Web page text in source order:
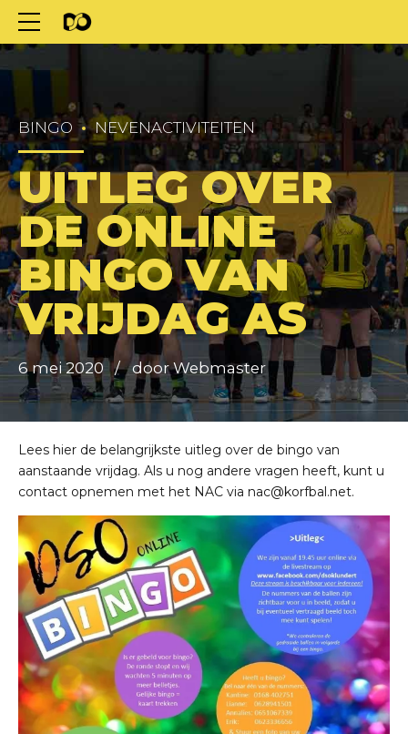
BINGO NEVENACTIVITEITEN
UITLEG OVER
DE ONLINE
BINGO VAN
VRIJDAG AS
6 mei 2020 door Webmaster
Lees hier de belangrijkste uitleg over de bingo van
aanstaande vrijdag. Als u nog andere vragen heeft, kunt u
contact opnemen met het NAC via nac@korfbal.net.